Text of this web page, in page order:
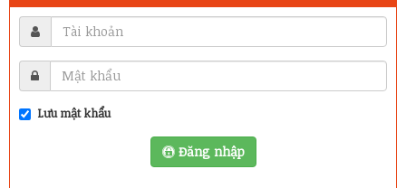
Lưu mật khẩu
Đăng nhập